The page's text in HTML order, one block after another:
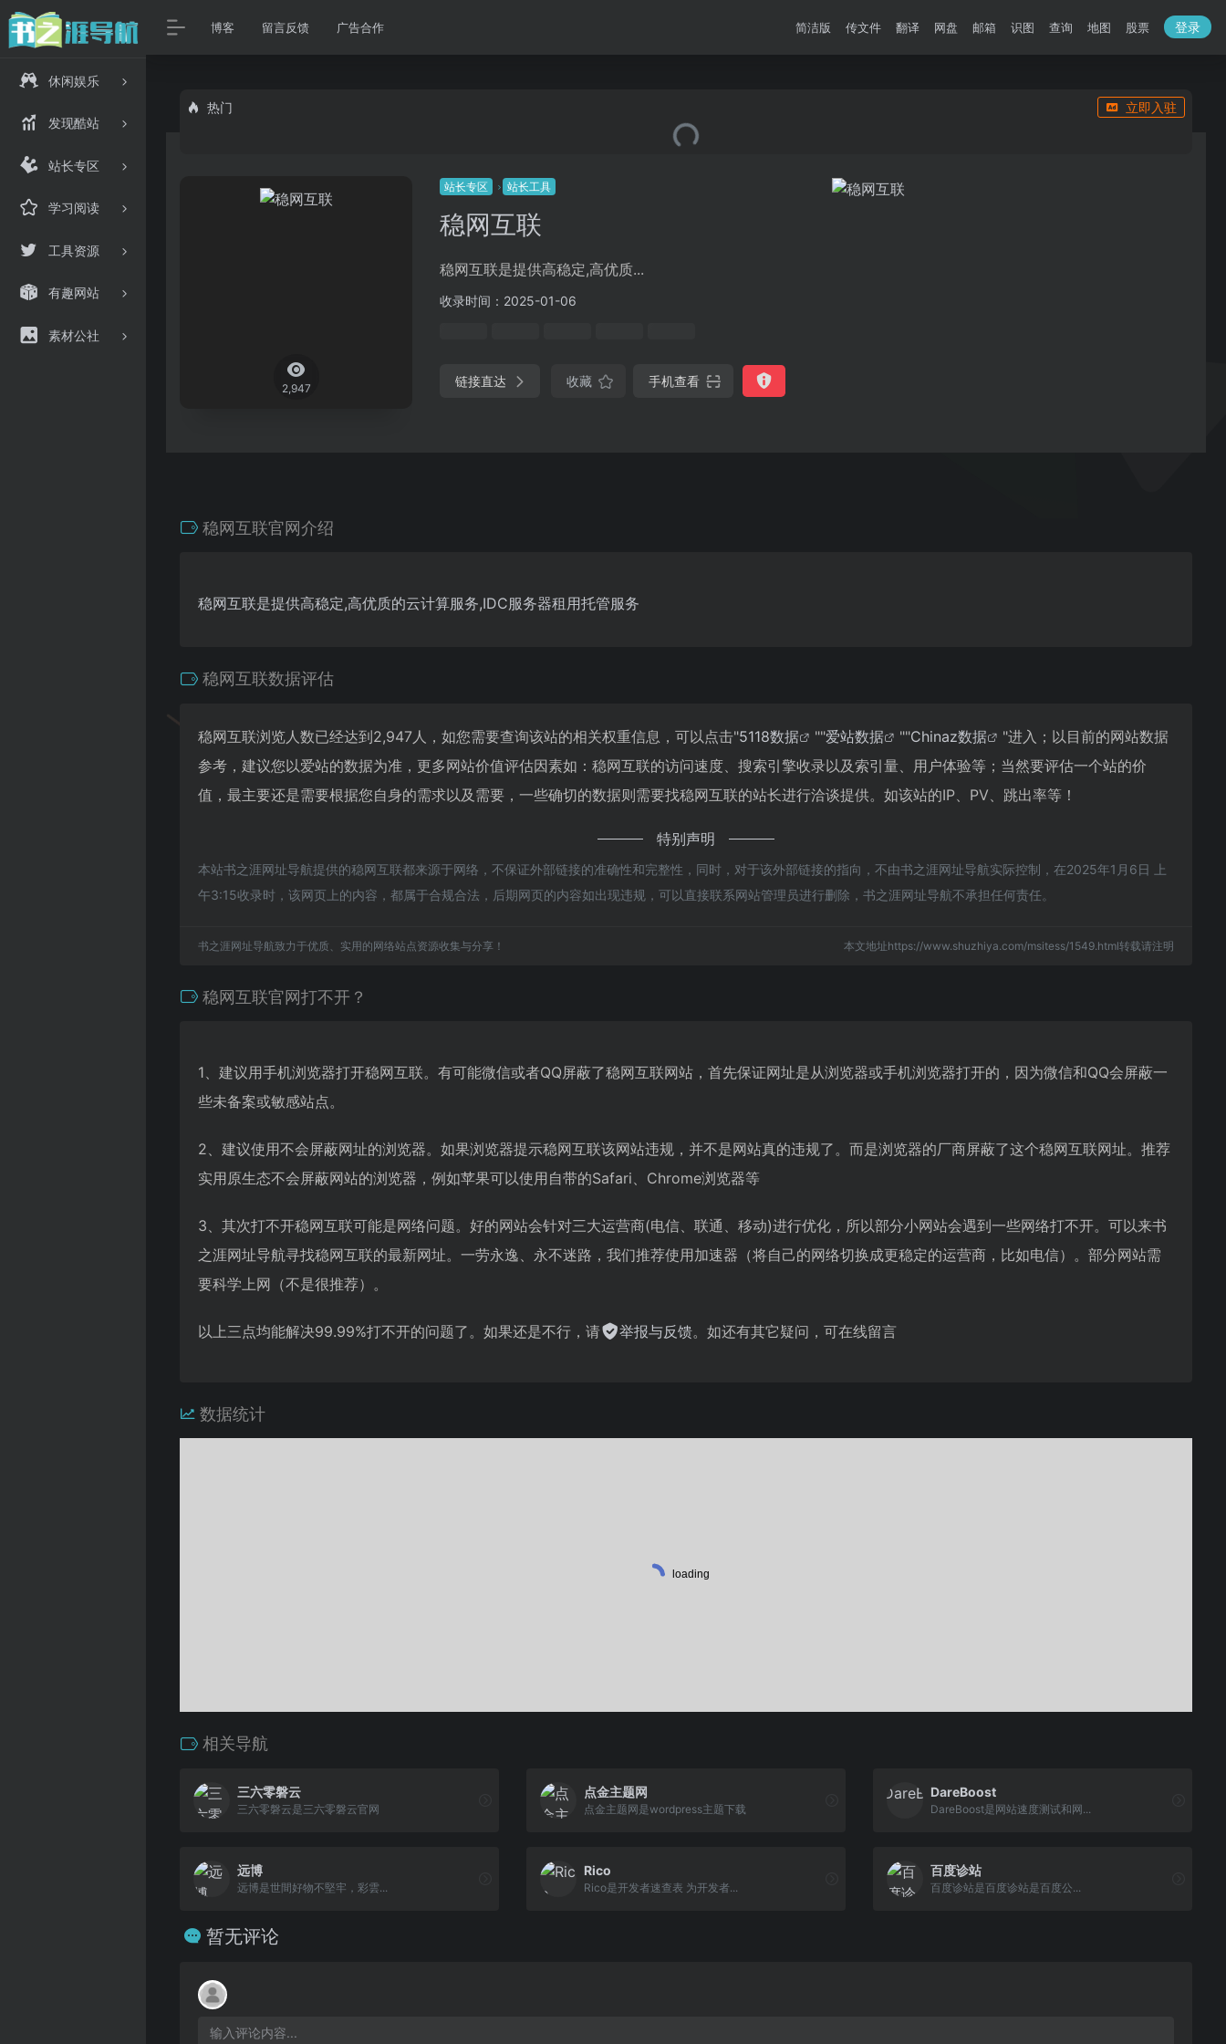
休闲娱乐
发现酷站
站长专区
学习阅读
工具资源
有趣网站
素材公社
博客 留言反馈 广告合作 简洁版 传文件 翻译 网盘 邮箱 识图 查询 地图 股票 登录
热门 立即入驻
2,947
站长专区 站长工具
稳网互联
稳网互联是提供高稳定,高优质...
收录时间：2025-01-06
链接直达 收藏 手机查看
稳网互联官网介绍
稳网互联是提供高稳定,高优质的云计算服务,IDC服务器租用托管服务
稳网互联数据评估
稳网互联浏览人数已经达到2,947人，如您需要查询该站的相关权重信息，可以点击"5118数据 ""爱站数据 ""Chinaz数据
"进入；以目前的网站数据
参考，建议您以爱站的数据为准，更多网站价值评估因素如：稳网互联的访问速度、搜索引擎收录以及索引量、用户体验等；当然要评估一个站的价
值，最主要还是需要根据您自身的需求以及需要，一些确切的数据则需要找稳网互联的站长进行洽谈提供。如该站的IP、PV、跳出率等！
特别声明
本站书之涯网址导航提供的稳网互联都来源于网络，不保证外部链接的准确性和完整性，同时，对于该外部链接的指向，不由书之涯网址导航实际控制，在2025年1月6日 上
午3:15收录时，该网页上的内容，都属于合规合法，后期网页的内容如出现违规，可以直接联系网站管理员进行删除，书之涯网址导航不承担任何责任。
书之涯网址导航致力于优质、实用的网络站点资源收集与分享！ 本文地址https://www.shuzhiya.com/msitess/1549.html转载请注明
稳网互联官网打不开？
1、建议用手机浏览器打开稳网互联。有可能微信或者QQ屏蔽了稳网互联网站，首先保证网址是从浏览器或手机浏览器打开的，因为微信和QQ会屏蔽一
些未备案或敏感站点。
2、建议使用不会屏蔽网址的浏览器。如果浏览器提示稳网互联该网站违规，并不是网站真的违规了。而是浏览器的厂商屏蔽了这个稳网互联网址。推荐
实用原生态不会屏蔽网站的浏览器，例如苹果可以使用自带的Safari、Chrome浏览器等
3、其次打不开稳网互联可能是网络问题。好的网站会针对三大运营商(电信、联通、移动)进行优化，所以部分小网站会遇到一些网络打不开。可以来书
之涯网址导航寻找稳网互联的最新网址。一劳永逸、永不迷路，我们推荐使用加速器（将自己的网络切换成更稳定的运营商，比如电信）。部分网站需
要科学上网（不是很推荐）。
以上三点均能解决99.99%打不开的问题了。如果还是不行，请 举报与反馈。如还有其它疑问，可在线留言
数据统计
相关导航
三六零磐云
三六零磐云是三六零磐云官网
点金主题网
点金主题网是wordpress主题下载
DareBoost
DareBoost是网站速度测试和网...
远博
远博是世間好物不堅牢，彩雲...
Rico
Rico是开发者速查表 为开发者...
百度诊站
百度诊站是百度诊站是百度公...
暂无评论